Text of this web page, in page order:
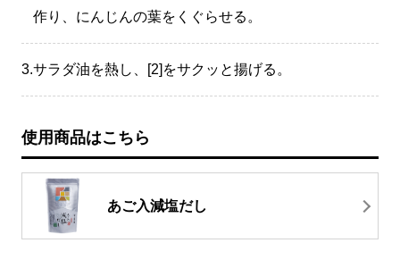
作り、にんじんの葉をくぐらせる。
3.サラダ油を熱し、[2]をサクッと揚げる。
使用商品はこちら
あご入減塩だし